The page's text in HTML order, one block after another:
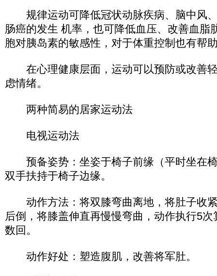
规律运动可降低冠状动脉疾病、脑中风
肠癌的发生 机率，也可降低血压、改善血脂
胞对胰岛素的敏感性，对于体重控制也有帮
在心理健康层面，运动可以预防或改善
虑情绪。
两种简易的居家运动法
电视运动法
预备姿势：坐姿于椅子前缘（平时坐在
双手扶持于椅子边缘。
动作方法：将双膝弯曲离地，将肚子收
后倒，将膝盖伸直再慢慢弯曲，动作执行5
数回。
动作好处：塑造腹肌，改善将军肚。